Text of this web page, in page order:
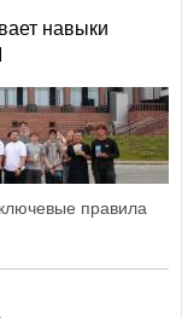
навыки
правила